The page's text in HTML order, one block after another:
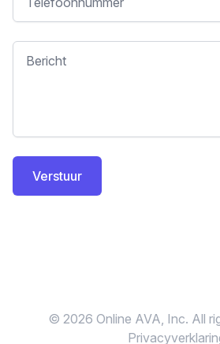
Verstuur
© 2026 Online AVA, Inc. All